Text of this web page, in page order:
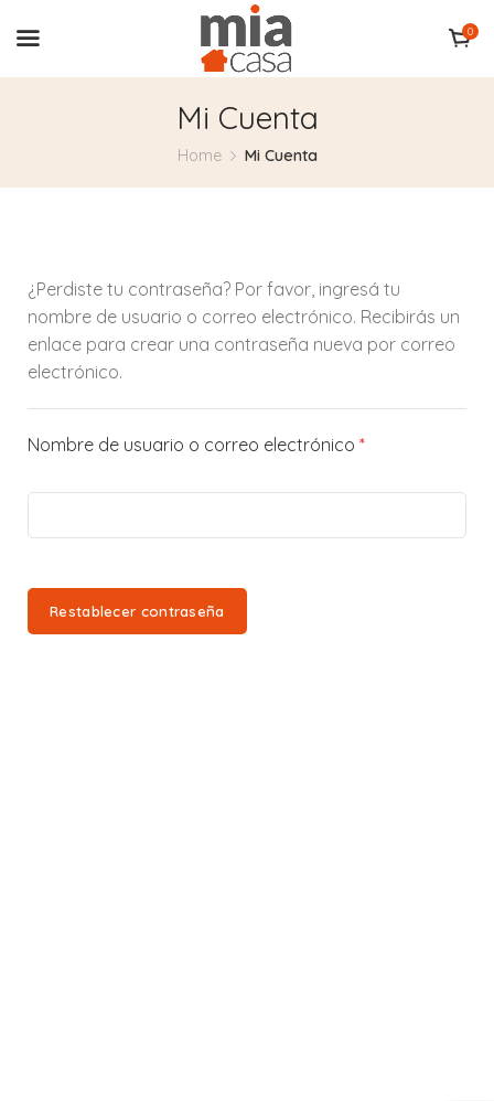
0
Mi Cuenta
Home Mi Cuenta
¿Perdiste tu contraseña? Por favor, ingresá tu
nombre de usuario o correo electrónico. Recibirás un
enlace para crear una contraseña nueva por correo
electrónico.
Nombre de usuario o correo electrónico *
Restablecer contraseña